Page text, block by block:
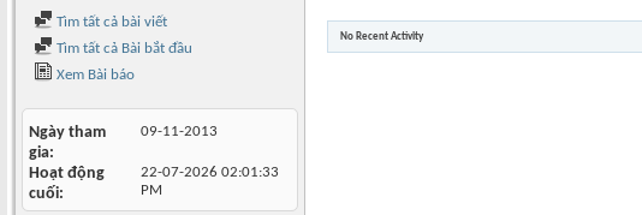
Tìm tất cả bài viết
Tìm tất cả Bài bắt đầu
Xem Bài báo
Ngày tham
gia
09-11-2013
Hoạt động
cuối
22-07-2026 02:01:33
PM
No Recent Activity